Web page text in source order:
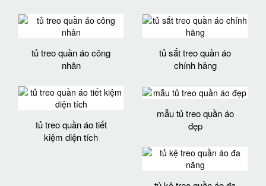
tủ treo quần áo công
nhân
tủ sắt treo quần áo
chính hãng
tủ treo quần áo tiết
kiệm diện tích
mẫu tủ treo quần áo
đẹp